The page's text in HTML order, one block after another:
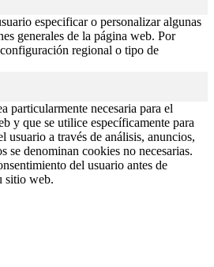
especificar o personalizar algunas
generales de la página web. Por
regional o tipo de
particularmente necesaria para el
y que se utilice específicamente para
usuario a través de análisis, anuncios,
se denominan cookies no necesarias.
del usuario antes de
sitio web.